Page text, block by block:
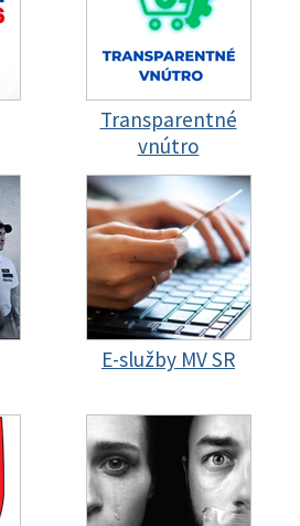
Transparentné
vnútro
E-služby MV SR